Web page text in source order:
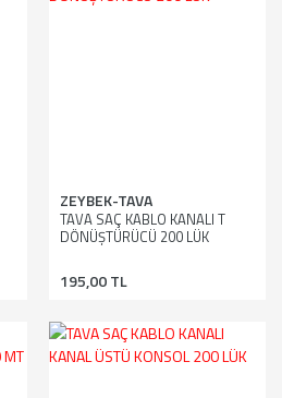
ZEYBEK-TAVA
TAVA SAÇ KABLO KANALI T
DÖNÜŞTÜRÜCÜ 200 LÜK
195,00 TL